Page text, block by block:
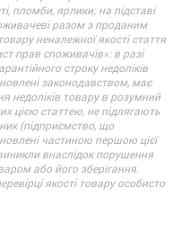
пломби, ярлики; на підставі
разом з проданим
неналежної якості стаття
прав споживачів»: в разі
строку недоліків
законодавством, має
недоліків товару в розумний
цією статтею, не підлягають
(підприємство, що
частиною першою цієї
внаслідок порушення
або його зберігання.
якості товару особисто